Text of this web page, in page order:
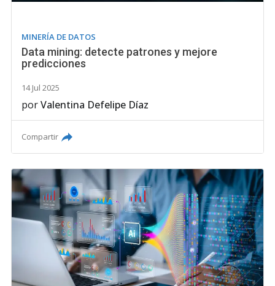
MINERÍA DE DATOS
Data mining: detecte patrones y mejore
predicciones
14 Jul 2025
porValentina Defelipe Díaz
Compartir